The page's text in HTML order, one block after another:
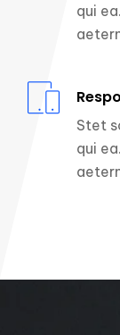
qui
Stet
qui